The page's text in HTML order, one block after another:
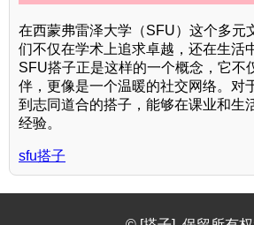
在西蒙弗雷泽大学（SFU）这个多元
们不仅在学术上追求卓越，还在生活
SFU搭子正是这样的一个概念，它不
伴，更像是一个温暖的社交网络。对
到志同道合的搭子，能够在课业和生
经验。
sfu搭子